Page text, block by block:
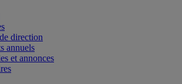
direction
annuels
et annonces